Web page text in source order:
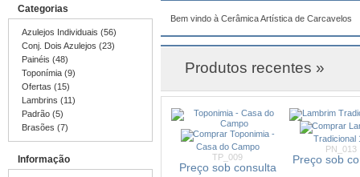
Categorias
Azulejos Individuais (56)
Conj. Dois Azulejos (23)
Painéis (48)
Toponímia (9)
Ofertas (15)
Lambrins (11)
Padrão (5)
Brasões (7)
Informação
Bem vindo à Cerâmica Artística de Carcavelos
Produtos recentes »
Toponimia -
Casa do Campo
TP_009
Preço sob consulta
Tradicional
PN_013
Preço sob